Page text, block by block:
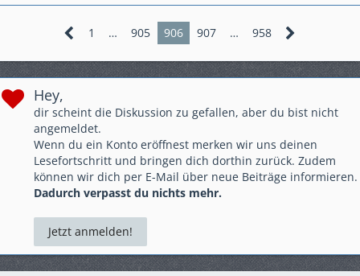
1 … 905 906 907 … 958
Hey,
dir scheint die Diskussion zu gefallen, aber du bist nicht
angemeldet.
Wenn du ein Konto eröffnest merken wir uns deinen
Lesefortschritt und bringen dich dorthin zurück. Zudem
können wir dich per E-Mail über neue Beiträge informieren.
Dadurch verpasst du nichts mehr.
Jetzt anmelden!